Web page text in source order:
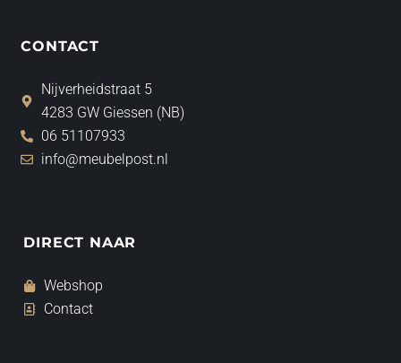
CONTACT
Nijverheidstraat 5
4283 GW Giessen (NB)
06 51107933
info@meubelpost.nl
DIRECT NAAR
Webshop
Contact